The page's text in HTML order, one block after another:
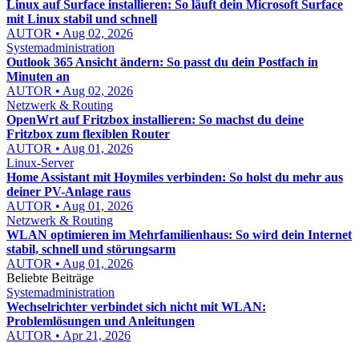
Linux auf Surface installieren: So läuft dein Microsoft Surface
mit Linux stabil und schnell
AUTOR • Aug 02, 2026
Systemadministration
Outlook 365 Ansicht ändern: So passt du dein Postfach in
Minuten an
AUTOR • Aug 02, 2026
Netzwerk & Routing
OpenWrt auf Fritzbox installieren: So machst du deine
Fritzbox zum flexiblen Router
AUTOR • Aug 01, 2026
Linux-Server
Home Assistant mit Hoymiles verbinden: So holst du mehr aus
deiner PV-Anlage raus
AUTOR • Aug 01, 2026
Netzwerk & Routing
WLAN optimieren im Mehrfamilienhaus: So wird dein Internet
stabil, schnell und störungsarm
AUTOR • Aug 01, 2026
Beliebte Beiträge
Systemadministration
Wechselrichter verbindet sich nicht mit WLAN:
Problemlösungen und Anleitungen
AUTOR • Apr 21, 2026